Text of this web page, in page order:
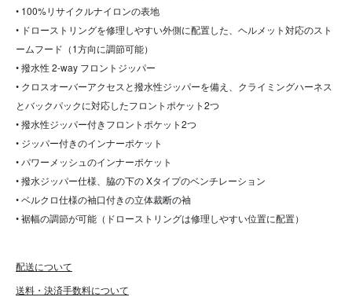
• 100%リサイクルナイロンの表地
• ドローストリングを修理しやすい外側に配置した、ヘルメット対応のスト
ームフード（1方向に調節可能）
• 撥水性 2-way フロントジッパー
• クロスオーバーアクセスと撥水性ジッパーを備え、クライミングハーネス
とバックパックに対応したフロントポケット2つ
• 撥水性ジッパー付きフロントポケット2つ
• ジッパー付きのインナーポケット
• パワーメッシュのインナーポケット
• 撥水ジッパー仕様、脇の下の Xタイプのベンチレーション
• ベルクロ仕様の袖口付きの立体裁断の袖
• 裾幅の調節が可能（ドローストリングは修理しやすい位置に配置）
配送について
送料・決済手数料について